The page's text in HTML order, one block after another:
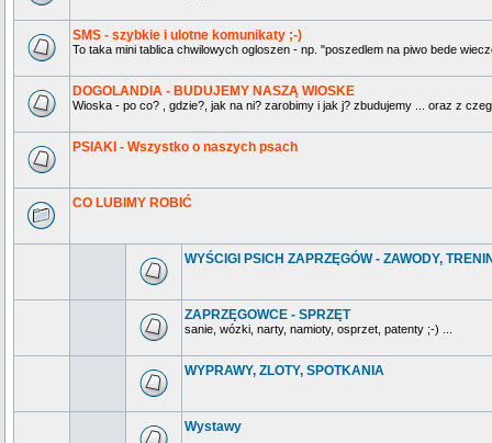
SMS - szybkie i ulotne komunikaty ;-)
To taka mini tablica chwilowych ogloszen - np. "poszedlem na piwo bede
DOGOLANDIA - BUDUJEMY NASZĄ WIOSKE
Wioska - po co? , gdzie?, jak na ni? zarobimy i jak j? zbudujemy ... oraz z
PSIAKI - Wszystko o naszych psach
CO LUBIMY ROBIĆ
WYŚCIGI PSICH ZAPRZĘGÓW - ZAWODY,
ZAPRZĘGOWCE - SPRZĘT
sanie, wózki, narty, namioty, osprzet, patenty ;-) ...
WYPRAWY, ZLOTY, SPOTKANIA
Wystawy